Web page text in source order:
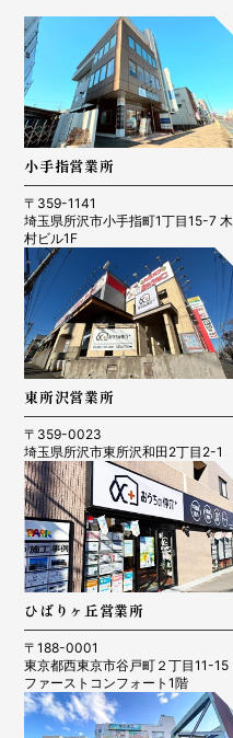
小手指営業所
〒359-1141
埼玉県所沢市小手指町1丁目15-7 木
村ビル1F
東所沢営業所
〒359-0023
埼玉県所沢市東所沢和田2丁目2-1
ひばりヶ丘営業所
〒188-0001
東京都西東京市谷戸町２丁目11-15
ファーストコンフォート1階